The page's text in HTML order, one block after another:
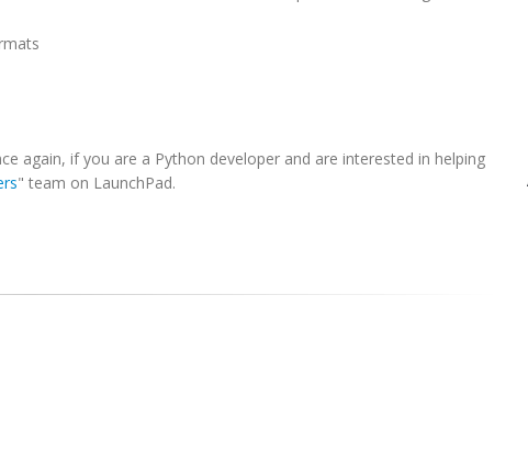
again, if you are a Python developer and are interested in helping
" team on LaunchPad.